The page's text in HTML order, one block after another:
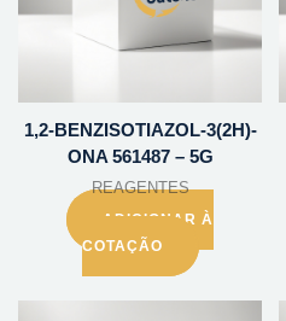
1,2-BENZISOTIAZOL-3(2H)-
ONA 561487 – 5G
REAGENTES
ADICIONAR À
COTAÇÃO